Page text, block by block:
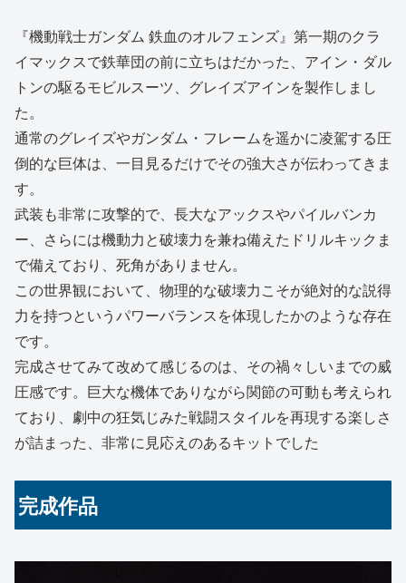
『機動戦士ガンダム 鉄血のオルフェンズ』第一期のクラ
イマックスで鉄華団の前に立ちはだかった、アイン・ダル
トンの駆るモビルスーツ、グレイズアインを製作しまし
た。
通常のグレイズやガンダム・フレームを遥かに凌駕する圧
倒的な巨体は、一目見るだけでその強大さが伝わってきま
す。
武装も非常に攻撃的で、長大なアックスやパイルバンカ
ー、さらには機動力と破壊力を兼ね備えたドリルキックま
で備えており、死角がありません。
この世界観において、物理的な破壊力こそが絶対的な説得
力を持つというパワーバランスを体現したかのような存在
です。
完成させてみて改めて感じるのは、その禍々しいまでの威
圧感です。巨大な機体でありながら関節の可動も考えられ
ており、劇中の狂気じみた戦闘スタイルを再現する楽しさ
が詰まった、非常に見応えのあるキットでした
完成作品